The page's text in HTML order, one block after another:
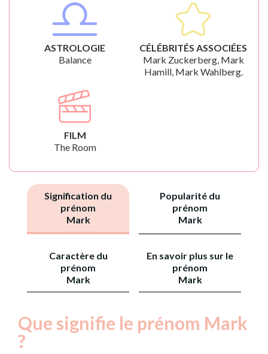
ASTROLOGIE
Balance
CÉLÉBRITÉS ASSOCIÉES
Mark Zuckerberg, Mark
Hamill, Mark Wahlberg.
FILM
The Room
Signification du
prénom
Mark
Popularité du
prénom
Mark
Caractère du
prénom
Mark
En savoir plus sur le
prénom
Mark
Que signifie le prénom Mark
?